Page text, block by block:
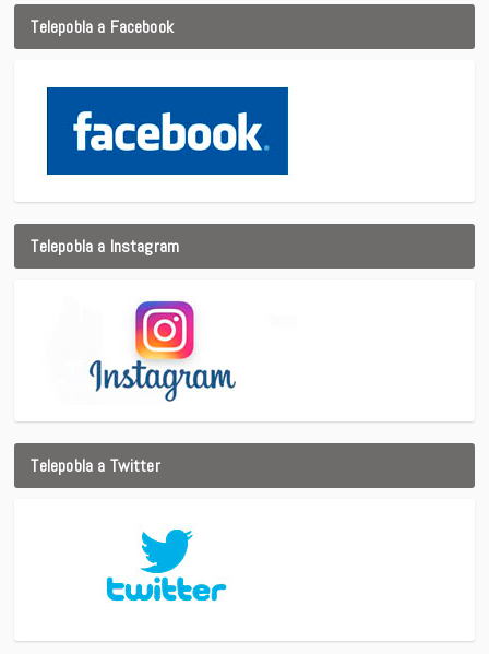
Telepobla a Facebook
Telepobla a Instagram
Telepobla a Twitter